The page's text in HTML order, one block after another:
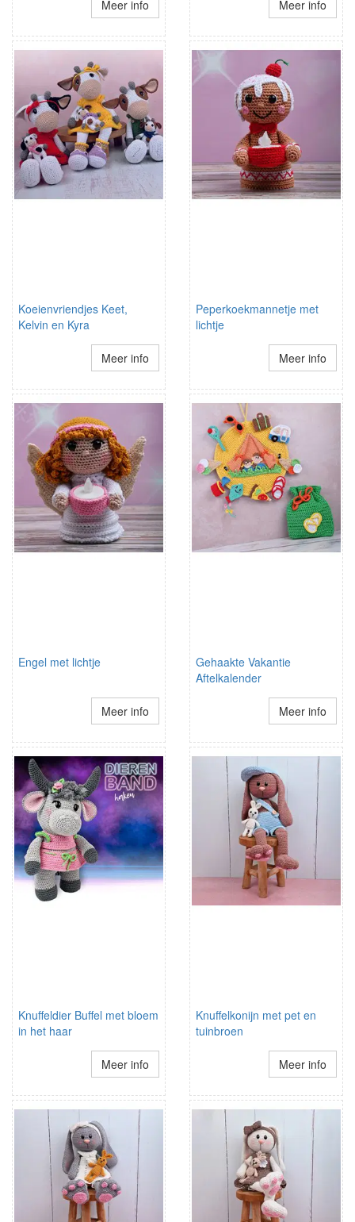
Meer info Meer info
Koeienvriendjes Keet,
Kelvin en Kyra
Meer info
Peperkoekmannetje met
lichtje
Meer info
Engel met lichtje
Meer info
Gehaakte Vakantie
Aftelkalender
Meer info
Knuffeldier Buffel met bloem
in het haar
Meer info
Knuffelkonijn met pet en
tuinbroen
Meer info